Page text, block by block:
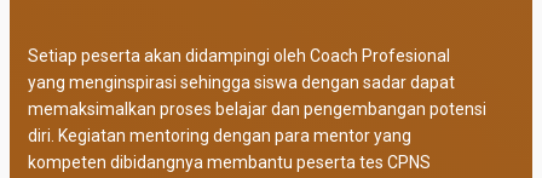
Setiap peserta akan didampingi oleh Coach Profesional
yang menginspirasi sehingga siswa dengan sadar dapat
memaksimalkan proses belajar dan pengembangan potensi
diri. Kegiatan mentoring dengan para mentor yang
kompeten dibidangnya membantu peserta tes CPNS